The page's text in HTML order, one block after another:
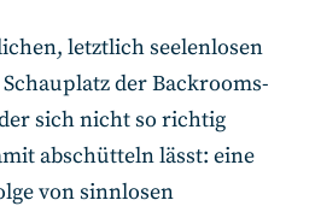
letztlich seelenlosen
der Backrooms-
sich nicht so richtig
abschütteln lässt: eine
von sinnlosen